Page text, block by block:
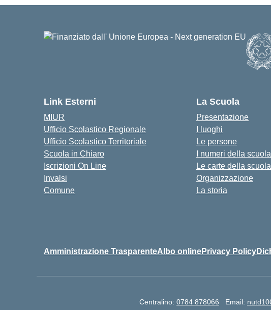
Link Esterni
MIUR
Ufficio Scolastico Regionale
Ufficio Scolastico Territoriale
Scuola in Chiaro
Iscrizioni On Line
Invalsi
Comune
La Scuola
Presentazione
I luoghi
Le persone
I numeri della scuola
Le carte della scuola
Organizzazione
La storia
Amministrazione TrasparenteAlbo onlinePrivacy Policy
Centralino: 0784 878066 Email: